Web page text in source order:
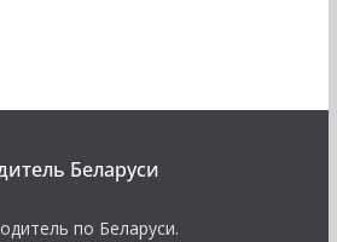
Беларуси
по Беларуси.